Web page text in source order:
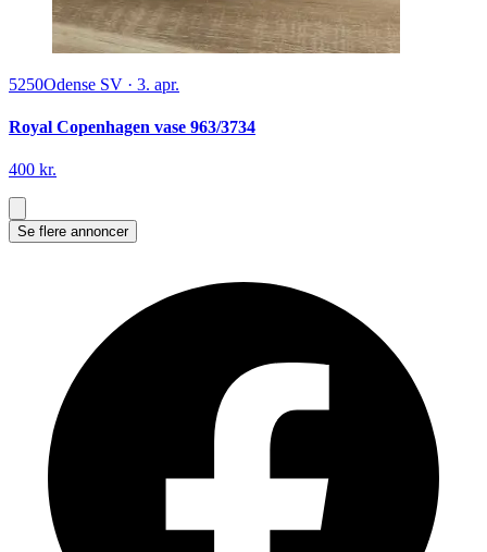
5250Odense SV · 3. apr.
Royal Copenhagen vase 963/3734
400 kr.
Se flere annoncer